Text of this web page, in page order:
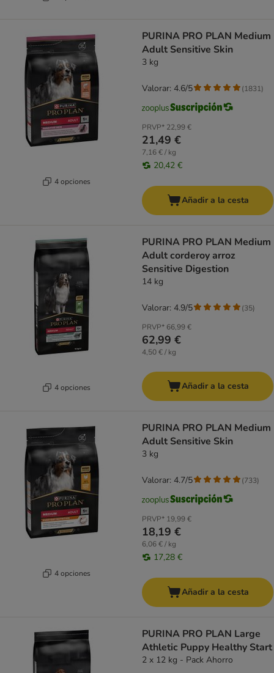
4 opciones
PURINA PRO PLAN Medium
Adult Sensitive Skin
3 kg
PRVP* 22,99 €
21,49 €
7,16 € / kg
20,42 €
Valorar: 4.6/5 (1831)
Añadir a la cesta
4 opciones
PURINA PRO PLAN Medium
Adult corderoy arroz
Sensitive Digestion
14 kg
PRVP* 66,99 €
62,99 €
4,50 € / kg
Valorar: 4.9/5 (35)
Añadir a la cesta
4 opciones
PURINA PRO PLAN Medium
Adult Sensitive Skin
3 kg
PRVP* 19,99 €
18,19 €
6,06 € / kg
17,28 €
Valorar: 4.7/5 (733)
Añadir a la cesta
PURINA PRO PLAN Large
Athletic Puppy Healthy Start
2 x 12 kg - Pack Ahorro